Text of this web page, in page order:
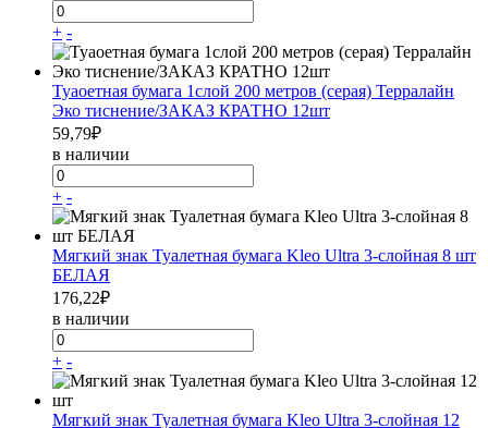
+ -
Туаоетная бумага 1слой 200 метров (серая) Терралайн
Эко тиснение/ЗАКАЗ КРАТНО 12шт
59,79₽
в наличии
+ -
Мягкий знак Туалетная бумага Kleo Ultra 3-слойная 8 шт
БЕЛАЯ
176,22₽
в наличии
+ -
Мягкий знак Туалетная бумага Kleo Ultra 3-слойная 12